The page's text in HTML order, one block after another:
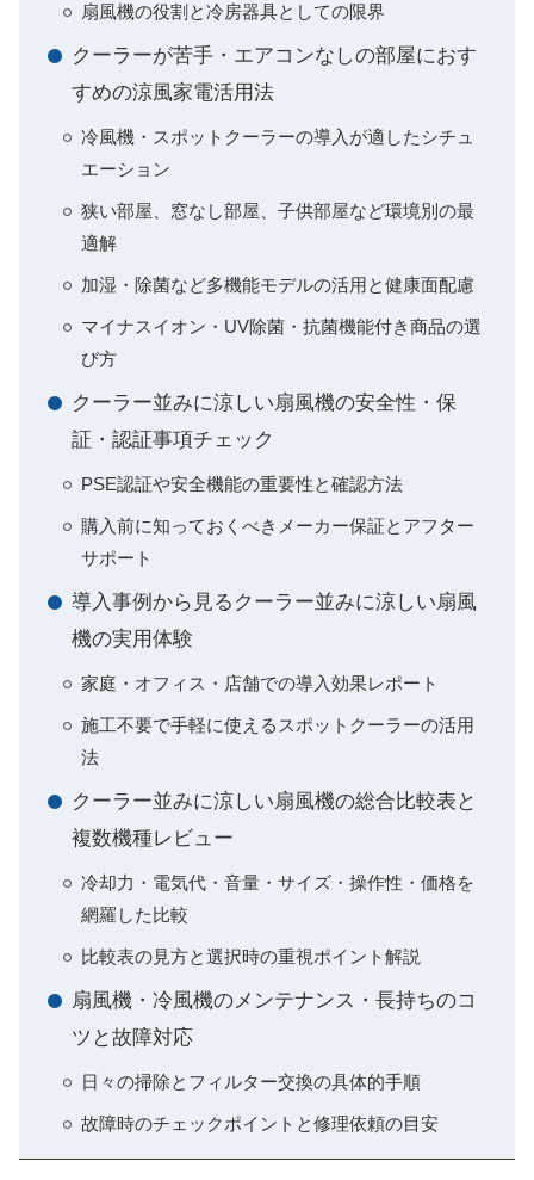
扇風機の役割と冷房器具としての限界
クーラーが苦手・エアコンなしの部屋におす
すめの涼風家電活用法
冷風機・スポットクーラーの導入が適したシチュ
エーション
狭い部屋、窓なし部屋、子供部屋など環境別の最
適解
加湿・除菌など多機能モデルの活用と健康面配慮
マイナスイオン・UV除菌・抗菌機能付き商品の選
び方
クーラー並みに涼しい扇風機の安全性・保
証・認証事項チェック
PSE認証や安全機能の重要性と確認方法
購入前に知っておくべきメーカー保証とアフター
サポート
導入事例から見るクーラー並みに涼しい扇風
機の実用体験
家庭・オフィス・店舗での導入効果レポート
施工不要で手軽に使えるスポットクーラーの活用
法
クーラー並みに涼しい扇風機の総合比較表と
複数機種レビュー
冷却力・電気代・音量・サイズ・操作性・価格を
網羅した比較
比較表の見方と選択時の重視ポイント解説
扇風機・冷風機のメンテナンス・長持ちのコ
ツと故障対応
日々の掃除とフィルター交換の具体的手順
故障時のチェックポイントと修理依頼の目安